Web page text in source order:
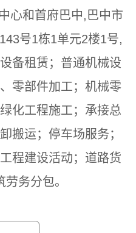
心和首府巴中,巴中市
号1栋1单元2楼1号,
备租赁；普通机械设
零部件加工；机械零
化工程施工；承接总
搬运；停车场服务；
程建设活动；道路货
务分包。